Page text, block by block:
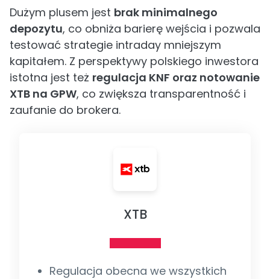
Dużym plusem jest brak minimalnego
depozytu, co obniża barierę wejścia i pozwala
testować strategie intraday mniejszym
kapitałem. Z perspektywy polskiego inwestora
istotna jest też regulacja KNF oraz notowanie
XTB na GPW, co zwiększa transparentność i
zaufanie do brokera.
XTB
Regulacja obecna we wszystkich